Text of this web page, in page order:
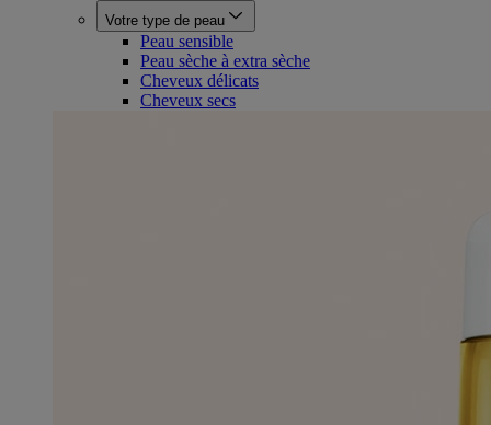
Votre type de peau
Peau sensible
Peau sèche à extra sèche
Cheveux délicats
Cheveux secs